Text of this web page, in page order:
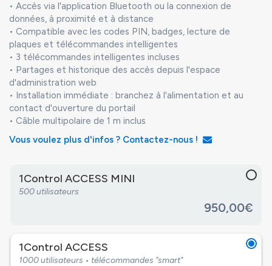
• Accès via l'application Bluetooth ou la connexion de
données, à proximité et à distance
• Compatible avec les codes PIN, badges, lecture de
plaques et télécommandes intelligentes
• 3 télécommandes intelligentes incluses
• Partages et historique des accès depuis l'espace
d'administration web
• Installation immédiate : branchez à l'alimentation et au
contact d'ouverture du portail
• Câble multipolaire de 1 m inclus
Vous voulez plus d'infos ? Contactez-nous !
1Control ACCESS MINI
500 utilisateurs
950,00€
1Control ACCESS
1000 utilisateurs • télécommandes "smart"